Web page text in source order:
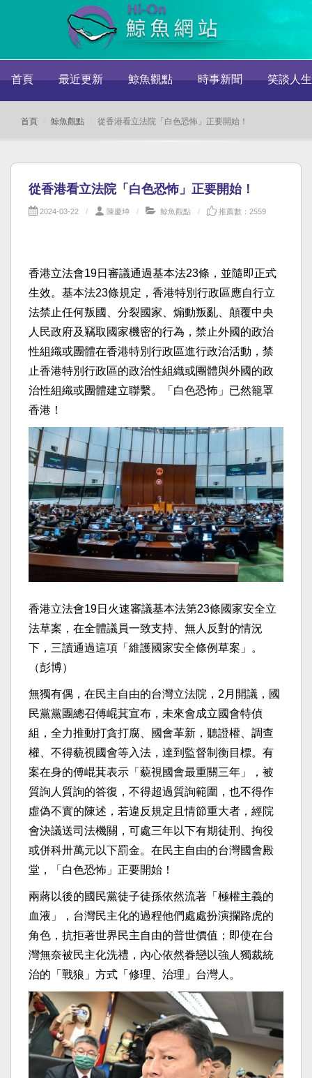
首頁 最近更新 鯨魚觀點 時事新聞 笑談人生
首頁 鯨魚觀點 從香港看立法院「白色恐怖」正要開始！
從香港看立法院「白色恐怖」正要開始！
2024-03-22 陳慶坤 鯨魚觀點 推薦數：2559
香港立法會19日審議通過基本法23條，並隨即正式
生效。基本法23條規定，香港特別行政區應自行立
法禁止任何叛國、分裂國家、煽動叛亂、顛覆中央
人民政府及竊取國家機密的行為，禁止外國的政治
性組織或團體在香港特別行政區進行政治活動，禁
止香港特別行政區的政治性組織或團體與外國的政
治性組織或團體建立聯繫。「白色恐怖」已然籠罩
香港！
香港立法會19日火速審議基本法第23條國家安全立
法草案，在全體議員一致支持、無人反對的情況
下，三讀通過這項「維護國家安全條例草案」。
（彭博）
無獨有偶，在民主自由的台灣立法院，2月開議，國
民黨黨團總召傅崐萁宣布，未來會成立國會特偵
組，全力推動打貪打腐、國會革新，聽證權、調查
權、不得藐視國會等入法，達到監督制衡目標。有
案在身的傅崐萁表示「藐視國會最重關三年」，被
質詢人質詢的答復，不得超過質詢範圍，也不得作
虛偽不實的陳述，若違反規定且情節重大者，經院
會決議送司法機關，可處三年以下有期徒刑、拘役
或併科卅萬元以下罰金。在民主自由的台灣國會殿
堂，「白色恐怖」正要開始！
兩蔣以後的國民黨徒子徒孫依然流著「極權主義的
血液」，台灣民主化的過程他們處處扮演攔路虎的
角色，抗拒著世界民主自由的普世價值；即使在台
灣無奈被民主化洗禮，內心依然眷戀以強人獨裁統
治的「戰狼」方式「修理、治理」台灣人。